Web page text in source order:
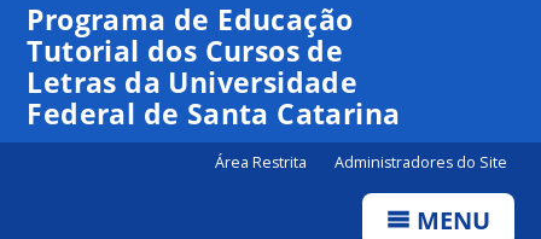
Programa de Educação
Tutorial dos Cursos de
Letras da Universidade
Federal de Santa Catarina
Área Restrita Administradores do Site
MENU